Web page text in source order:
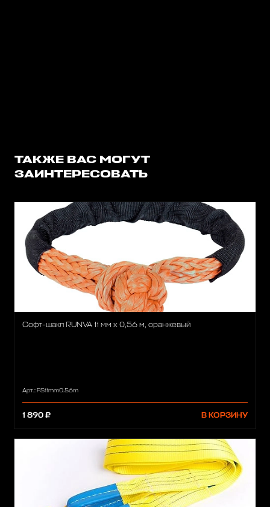
ТАКЖЕ ВАС МОГУТ
ЗАИНТЕРЕСОВАТЬ
Софт-шакл RUNVA 11 мм x 0,56 м, оранжевый
Арт.: FS11mm0.56m
1 890 ₽ В КОРЗИНУ